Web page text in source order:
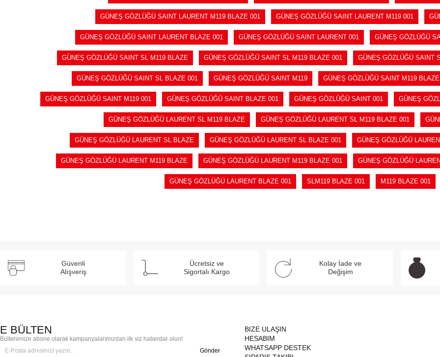
GÜNEŞ GÖZLÜĞÜ SAINT LAURENT M119 BLAZE 001 GÜNEŞ GÖZLÜĞÜ SAINT LAURENT M119 001
GÜNEŞ GÖZLÜĞÜ SAINT LAURENT BLAZE 001 GÜNEŞ GÖZLÜĞÜ SAINT LAURENT 001 GÜNEŞ GÖZLÜĞÜ
GÜNEŞ GÖZLÜĞÜ SAINT SL M119 BLAZE GÜNEŞ GÖZLÜĞÜ SAINT SL M119 BLAZE 001 GÜNEŞ GÖZLÜĞÜ SAINT
GÜNEŞ GÖZLÜĞÜ SAINT SL BLAZE 001 GÜNEŞ GÖZLÜĞÜ SAINT M119 GÜNEŞ GÖZLÜĞÜ SAINT M119 BLAZE
GÜNEŞ GÖZLÜĞÜ SAINT M119 001 GÜNEŞ GÖZLÜĞÜ SAINT BLAZE 001 GÜNEŞ GÖZLÜĞÜ SAINT 001 GÜNEŞ
GÜNEŞ GÖZLÜĞÜ LAURENT SL M119 BLAZE GÜNEŞ GÖZLÜĞÜ LAURENT SL M119 BLAZE 001
GÜNEŞ GÖZLÜĞÜ LAURENT SL BLAZE GÜNEŞ GÖZLÜĞÜ LAURENT SL BLAZE 001 GÜNEŞ GÖZLÜĞÜ
GÜNEŞ GÖZLÜĞÜ LAURENT M119 BLAZE GÜNEŞ GÖZLÜĞÜ LAURENT M119 BLAZE 001 GÜNEŞ GÖZLÜĞÜ
GÜNEŞ GÖZLÜĞÜ LAURENT BLAZE 001 SLM119 BLAZE 001 M119 BLAZE 001
Güvenli
Alışveriş
Ücretsiz ve
Sigortalı Kargo
Kolay İade ve
Değişim
E BÜLTEN
Bültenimize abone olarak kampanyalarımızdan ilk siz haberdar olun!
Gönder
BIZE ULAŞIN
HESABIM
WHATSAPP DESTEK